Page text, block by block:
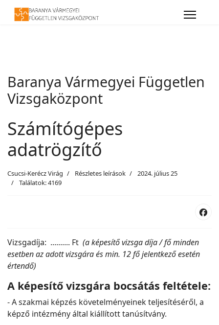
Baranya Vármegyei Független
Vizsgaközpont
Számítógépes
adatrögzítő
Csucsi-Kerécz Virág Részletes leírások
2024. július 25
Találatok: 4169
Vizsgadíja: .......... Ft (a képesítő vizsga díja / fő minden
esetben az adott vizsgára és min. 12 fő jelentkező esetén
értendő)
A képesítő vizsgára bocsátás feltétele:
- A szakmai képzés követelményeinek teljesítéséről, a
képző intézmény által kiállított tanúsítvány.